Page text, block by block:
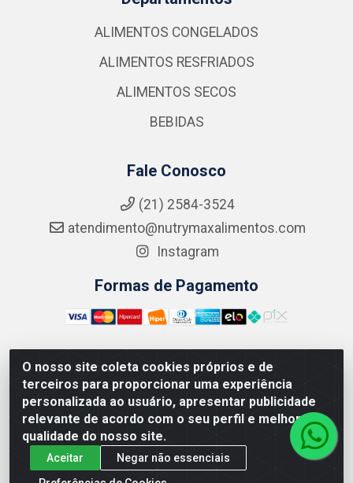
O nosso site coleta cookies próprios e de
terceiros para proporcionar uma experiência
personalizada ao usuário, apresentar publicidade
relevante de acordo com o seu perfil e melhorar a
qualidade do nosso site.
Aceitar
Negar não essenciais
ALIMENTOS CONGELADOS
ALIMENTOS RESFRIADOS
ALIMENTOS SECOS
BEBIDAS
Fale Conosco
(21) 2584-3524
atendimento@nutrymaxalimentos.com
Instagram
Formas de Pagamento
NUTRY MAX COMÉRCIO DE PRODUTOS ALIMENTICIOS
LTDA - RUA DO FEIJÃO, 721 PENHA CIRCULAR/RJ -
CNPJ: 15.796.122/0001-03